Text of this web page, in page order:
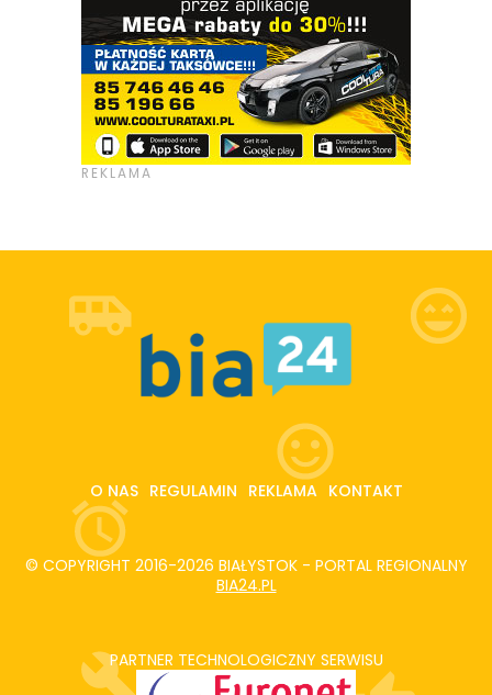
O NAS REGULAMIN REKLAMA KONTAKT
© COPYRIGHT 2016-2026 BIAŁYSTOK - PORTAL REGIONALNY
BIA24.PL
PARTNER TECHNOLOGICZNY SERWISU